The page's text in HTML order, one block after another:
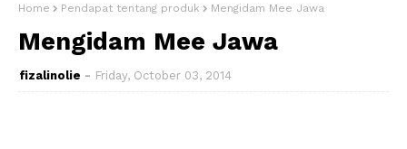
Home Pendapat tentang produk Mengidam Mee Jawa
Mengidam Mee Jawa
fizalinolie Friday, October 03, 2014